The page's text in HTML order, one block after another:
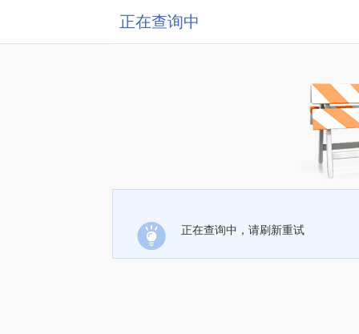
正在查询中
正在查询中，请刷新重试